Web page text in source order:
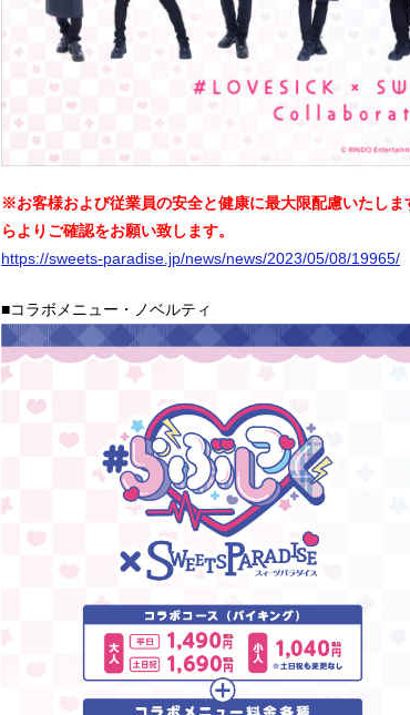
※お客様および従業員の安全と健康に最大限配慮いたし
らよりご確認をお願い致します。
https://sweets-paradise.jp/news/news/2023/05/08/19965/
■コラボメニュー・ノベルティ